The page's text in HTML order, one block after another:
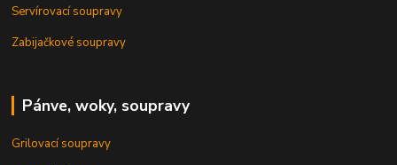
Servírovací soupravy
Zabijačkové soupravy
Pánve, woky, soupravy
Grilovací soupravy